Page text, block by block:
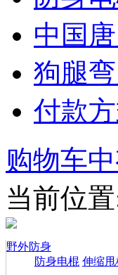
中国
狗腿
付款
购物车
当前位
野外防身
防身电棍 伸缩甩